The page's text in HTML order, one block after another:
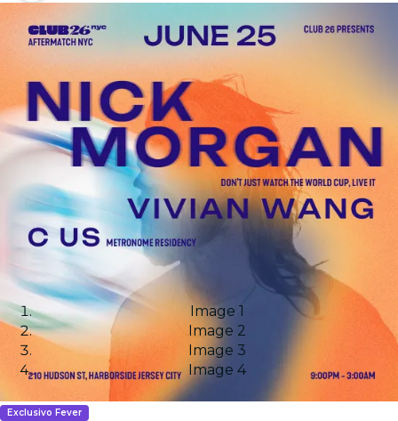
Image 1
Image 2
Image 3
Image 4
Exclusivo Fever